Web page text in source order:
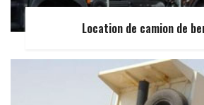
Location de camion de